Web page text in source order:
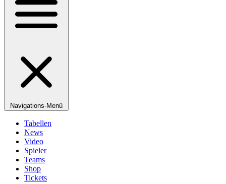
Navigations-Menü
Tabellen
News
Video
Spieler
Teams
Shop
Tickets